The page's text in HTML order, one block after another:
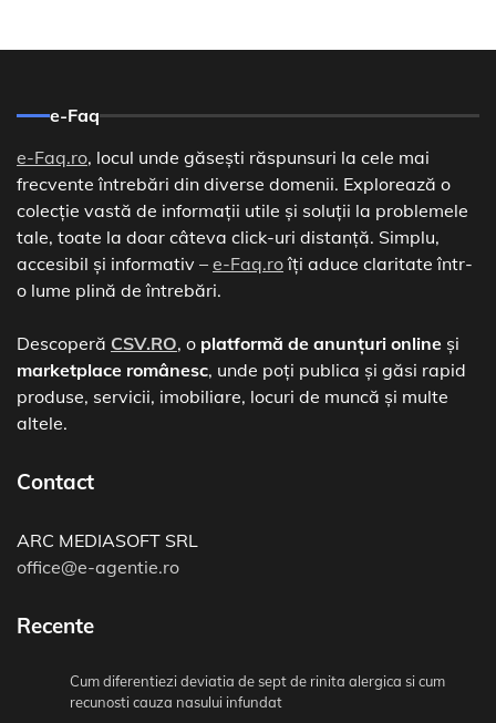
e-Faq
e-Faq.ro, locul unde găsești răspunsuri la cele mai
frecvente întrebări din diverse domenii. Explorează o
colecție vastă de informații utile și soluții la problemele
tale, toate la doar câteva click-uri distanță. Simplu,
accesibil și informativ – e-Faq.roîți aduce claritate într-
o lume plină de întrebări.
Descoperă CSV.RO, o platformă de anunțuri online și
marketplace românesc, unde poți publica și găsi rapid
produse, servicii, imobiliare, locuri de muncă și multe
altele.
Contact
ARC MEDIASOFT SRL
office@e-agentie.ro
Recente
Cum diferentiezi deviatia de sept de rinita alergica si cum
recunosti cauza nasului infundat